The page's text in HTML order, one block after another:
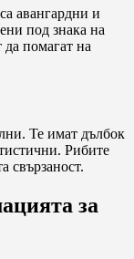
авангардни и
под знака на
помагат на
Те имат дълбок
Рибите
свързаност.
за